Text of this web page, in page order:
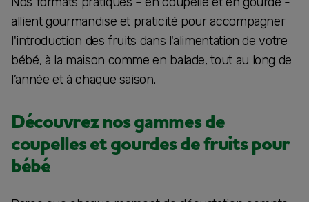
allient gourmandise et praticité pour accompagner
l'introduction des fruits dans l'alimentation de votre
bébé, à la maison comme en balade, tout au long de
l’année et à chaque saison.
Découvrez nos gammes de
coupelles et gourdes de fruits pour
bébé